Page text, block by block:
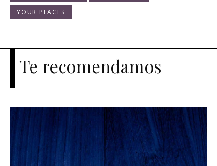
YOUR PLACES
Te recomendamos